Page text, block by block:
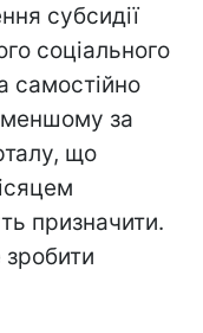
субсидії
соціального
меншому за
що
призначити.